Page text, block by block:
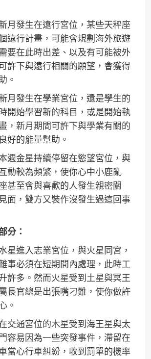
月發生在遠行宮位，某些天秤座
遠行計畫，可能會規劃海外旅遊
要在此時出差、以及有可能被外
許下與遠行相關的願望，會獲得
。
月發生在學業宮位，還是學生的
開始學習新的科目，或是開始執
，新月期間可許下與學業有關的
好的能量幫助。
週金星持續停留在慾望宮位，與
動較為頻繁，使你心中小鹿亂
甚至會與喜歡的人發生親密關
面，雙方又裝作沒發生過這回事
分：
星進入志業宮位，與火星同宮，
事必須在短期間內處理，此時工
許多。然而火星受到土星與冥王
長官總是出張嘴刁難，使你做許
。
交通宮位的木星受到海王星與太
容易因為一些突發事件，滯留在
當心行車糾紛，收到罰單的機率